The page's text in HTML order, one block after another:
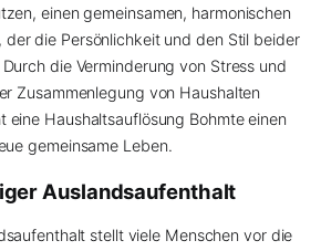
einen gemeinsamen, harmonischen
der die Persönlichkeit und den Stil beider
die Verminderung von Stress und
Zusammenlegung von Haushalten
eine Haushaltsauflösung Bohmte einen
gemeinsame Leben.
Auslandsaufenthalt
stellt viele Menschen vor die